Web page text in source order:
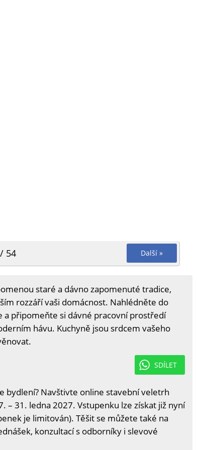
Další »
54
staré a dávno zapomenuté tradice,
rozzáří vaši domácnost. Nahlédněte do
a připomeňte si dávné pracovní prostředí
hávu. Kuchyně jsou srdcem vašeho
SDÍLET
bydlení? Navštivte online stavební veletrh
– 31. ledna 2027. Vstupenku lze získat již nyní
je limitován). Těšit se můžete také na
konzultací s odborníky i slevové